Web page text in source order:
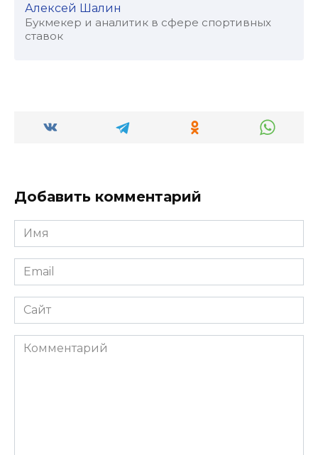
Алексей Шалин
Букмекер и аналитик в сфере спортивных
ставок
Добавить комментарий
Имя
*
Email
*
Сайт
Комментарий